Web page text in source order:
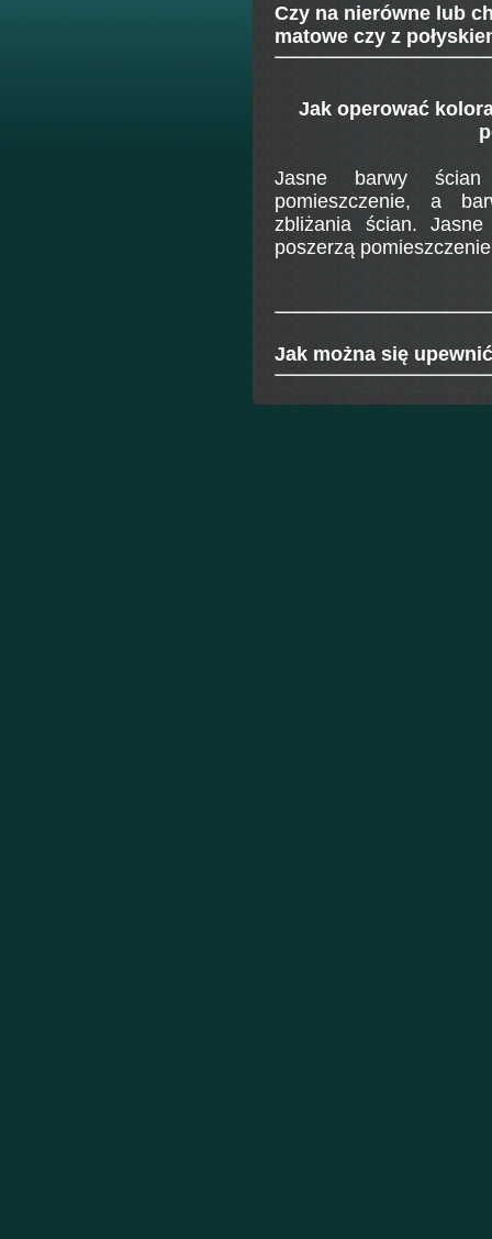
Czy na nierówne lub
matowe czy z
Jak operować
Jasne barwy
pomieszczenie, a
zbliżania ścian.
poszerzą
Jak można się upewnić